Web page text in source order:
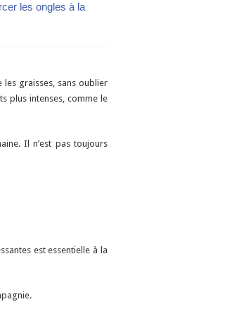
les ongles à la
graisses, sans oublier
plus intenses, comme le
Il n’est pas toujours
est essentielle à la